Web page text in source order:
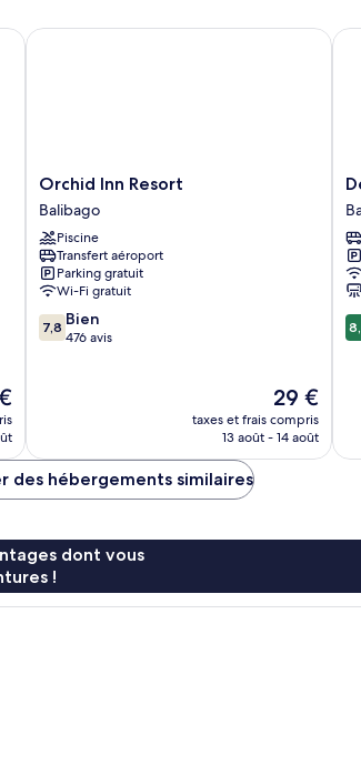
Orchid
Inn
Resort
Balibago
Orchid Inn Resort
Balibago
Piscine
Transfert aéroport
Parking gratuit
Wi-Fi gratuit
7.8
sur
7,8 Bien
476 avis
Le
nouveau
prix
29 €
taxes et frais compris
13 août - 14 août
Orchid Inn Resort
des hébergements similaires
dont vous
!